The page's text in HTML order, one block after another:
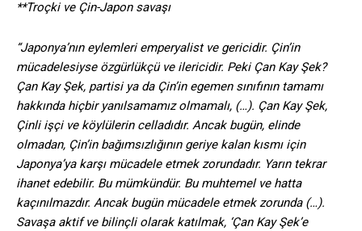
**Troçki ve Çin-Japon savaşı
“Japonya’nın eylemleri emperyalist ve gericidir. Çin’in
mücadelesiyse özgürlükçü ve ilericidir. Peki Çan Kay Şek?
Çan Kay Şek, partisi ya da Çin’in egemen sınıfının tamamı
hakkında hiçbir yanılsamamız olmamalı, (…). Çan Kay Şek,
Çinli işçi ve köylülerin celladıdır. Ancak bugün, elinde
olmadan, Çin’in bağımsızlığının geriye kalan kısmı için
Japonya’ya karşı mücadele etmek zorundadır. Yarın tekrar
ihanet edebilir. Bu mümkündür. Bu muhtemel ve hatta
kaçınılmazdır. Ancak bugün mücadele etmek zorunda (…).
Savaşa aktif ve bilinçli olarak katılmak, ‘Çan Kay Şek’e